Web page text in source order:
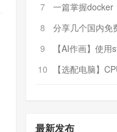
7
一篇掌握docker
8
分享几个国内免费的ChatGPT
9
【AI作画】使用stable-
10
【选配电脑】CPU核
最新发布